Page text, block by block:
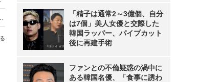
「精子は通常2～3億個、自分
は7個」美人女優と交際した
韓国ラッパー、パイプカット
後に再建手術
ファンとの不倫疑惑の渦中に
ある韓国名優、「食事に誘わ